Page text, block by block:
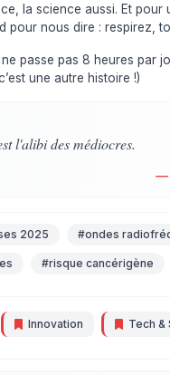
la science aussi. Et pour
pour nous dire : respirez,
ne passe pas 8 heures par
une autre histoire !)
l'alibi des médiocres.
—
2025 #ondes
#risque cancérigène
Innovation Tech &